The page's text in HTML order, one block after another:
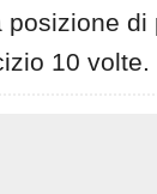
posizione di
10 volte.